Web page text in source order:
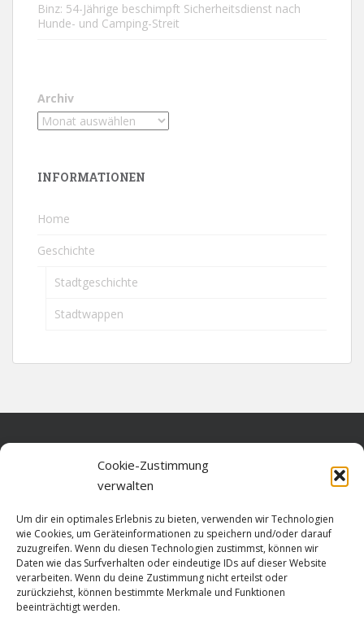
Cookie-Zustimmung
verwalten
Um dir ein optimales Erlebnis zu bieten, verwenden wir Technologien
wie Cookies, um Geräteinformationen zu speichern und/oder darauf
zuzugreifen. Wenn du diesen Technologien zustimmst, können wir
Daten wie das Surfverhalten oder eindeutige IDs auf dieser Website
verarbeiten. Wenn du deine Zustimmung nicht erteilst oder
zurückziehst, können bestimmte Merkmale und Funktionen
beeinträchtigt werden.
Binz: 54-Jährige beschimpft Sicherheitsdienst nach
Hunde- und Camping-Streit
Archiv
INFORMATIONEN
Home
Geschichte
Stadtgeschichte
Stadtwappen
Datenschutz
Cookie-Richtlinie (EU)
Impressum